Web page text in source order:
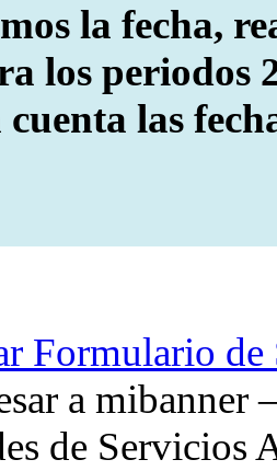
la fecha,
los periodos
cuenta las
Formulario
a mibanner
de Servicios